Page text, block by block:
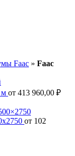
Faac » Faac
м от 413 960,00 ₽
от 102